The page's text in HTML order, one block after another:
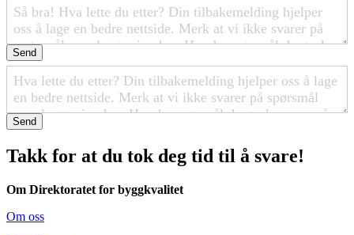
Send
Send
Takk for at du tok deg tid til å svare!
Om Direktoratet for byggkvalitet
Om oss